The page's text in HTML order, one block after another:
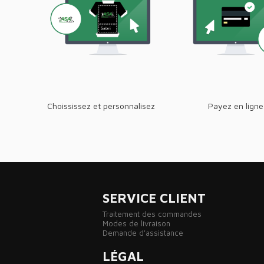
Choississez et personnalisez Payez en ligne
SERVICE CLIENT
Traitement des commandes
Modes de livraison
Demande d'assistance
LÉGAL